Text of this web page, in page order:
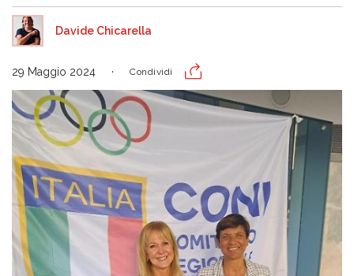
Davide Chicarella
29 Maggio 2024 Condividi